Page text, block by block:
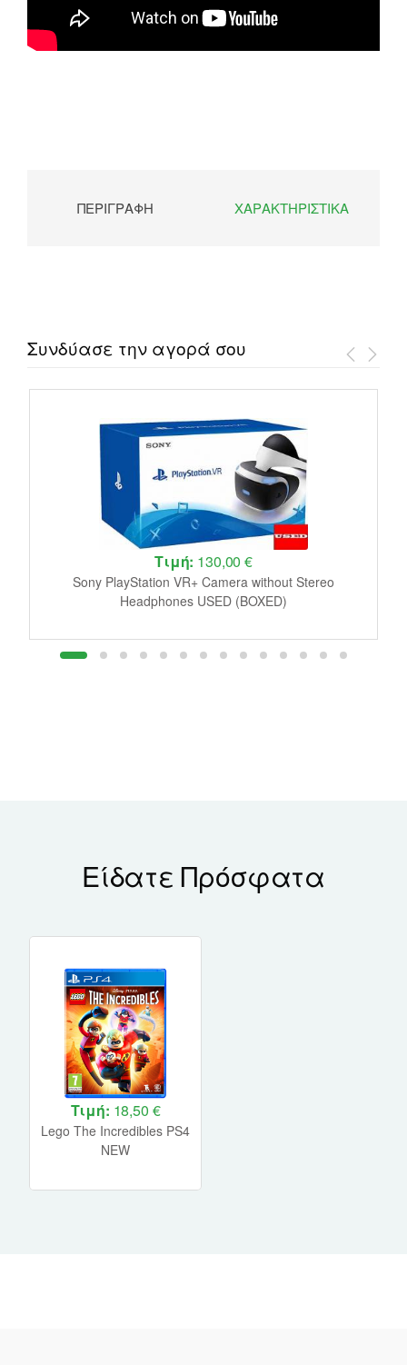
ΠΕΡΙΓΡΑΦΉ ΧΑΡΑΚΤΗΡΙΣΤΙΚΆ
Συνδύασε την αγορά σου
Τιμή: 130,00 €
Sony PlayStation VR+ Camera without Stereo
Headphones USED (BOXED)
Είδατε Πρόσφατα
Τιμή: 18,50 €
Lego The Incredibles PS4
NEW